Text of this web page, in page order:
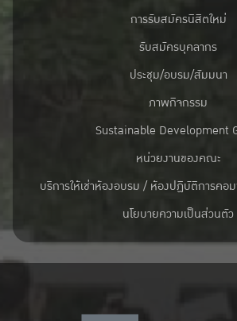
การรับสมัครนิสิตใหม่
รับสมัครบุคลากร
ประชุม/อบรม/สัมมนา
ภาพกิจกรรม
Sustainable Development
หน่วยงานของคณะ
บริการให้เช่าห้องอบรม / ห้องปฏิบัติการคอ
นโยบายความเป็นส่วนตัว